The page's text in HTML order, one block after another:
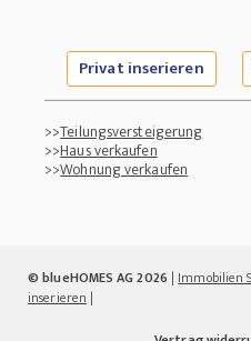
Privat inserieren
>>Teilungsversteigerung
>>Haus verkaufen
>>Wohnung verkaufen
© blueHOMES AG 2026 |Immobilien
inserieren |